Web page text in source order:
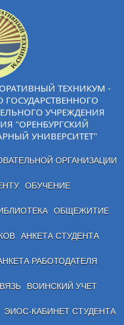
ТЕХНИКУМ -
УЧРЕЖДЕНИЯ
"ОРЕНБУРГСКИЙ
УНИВЕРСИТЕТ"
ОРГАНИЗАЦИИ
ОБУЧЕНИЕ
ОБЩЕЖИТИЕ
АНКЕТА СТУДЕНТА
РАБОТОДАТЕЛЯ
ВОИНСКИЙ УЧЕТ
ЭИОС-КАБИНЕТ СТУДЕНТА